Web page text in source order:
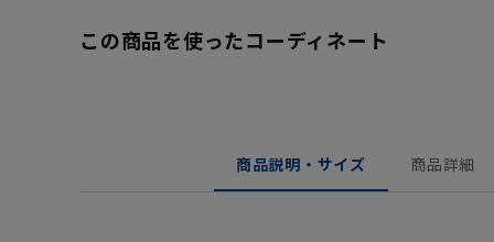
この商品を使ったコーディネート
商品説明・サイズ 商品詳細